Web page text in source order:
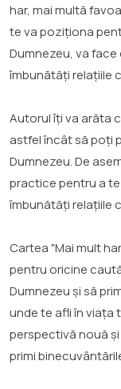
har, mai multă
te va poziționa
Dumnezeu, va face
îmbunătăți relațiile
Autorul îți va arăta
astfel încât să poți
Dumnezeu. De
practice pentru a
îmbunătăți relațiile
Cartea "Mai mult
pentru oricine
Dumnezeu și să
unde te afli în viața
perspectivă nouă
primi